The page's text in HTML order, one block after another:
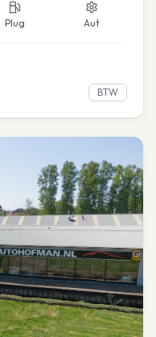
Plug Aut
BTW